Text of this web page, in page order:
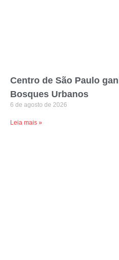
Centro de São Paulo
Bosques Urbanos
6 de agosto de 2026
Leia mais »